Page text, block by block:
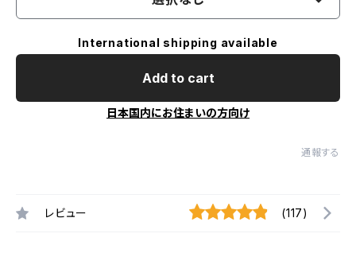
International shipping available
Add to cart
日本国内にお住まいの方向け
通報する
レビュー (117)